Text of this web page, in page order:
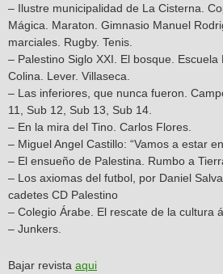
– Ilustre municipalidad de La Cisterna.
Mágica. Maraton. Gimnasio Manuel
marciales. Rugby. Tenis.
– Palestino Siglo XXI. El bosque. Escuela
Colina. Lever. Villaseca.
– Las inferiores, que nunca fueron.
11, Sub 12, Sub 13, Sub 14.
– En la mira del Tino. Carlos Flores.
– Miguel Angel Castillo: “Vamos a estar
– El ensueño de Palestina. Rumbo a
– Los axiomas del futbol, por Daniel
cadetes CD Palestino
– Colegio Árabe. El rescate de la cultura
– Junkers.
Bajar revista aqui